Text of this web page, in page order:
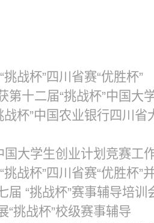
战杯”四川省赛“优胜杯”
第十二届“挑战杯”中国大
战杯”中国农业银行四川
国大学生创业计划竞赛工
战杯”四川省赛“优胜杯”
届 “挑战杯”赛事辅导培训
“挑战杯”校级赛事辅导